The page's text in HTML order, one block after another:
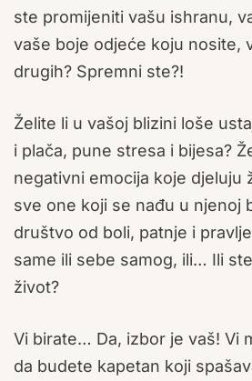
ste promijeniti vašu ishranu,
vaše boje odjeće koju nosite,
drugih? Spremni ste?!
Želite li u vašoj blizini loše
i plača, pune stresa i bijesa?
negativni emocija koje djeluju
sve one koji se nađu u njenoj
društvo od boli, patnje i
same ili sebe samog, ili… Ili
život?
Vi birate… Da, izbor je vaš! Vi
da budete kapetan koji